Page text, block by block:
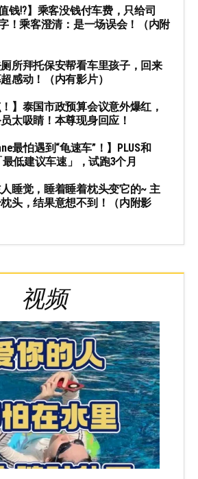
值钱⁉️】乘客没钱付车费，只给司
！乘客澄清：是一场误会！（内附
所拜托保安帮看车里孩子，回来
感动！（内有影片）
！】泰国市政预算会议意外爆红，
太吸睛！本尊现身回应！
最怕遇到“龟速车”！】PLUS和
最低建议车速」，试跑3个月
睡觉，睡着睡着枕头变它的~ 主
头，结果意想不到！（内附影
视频